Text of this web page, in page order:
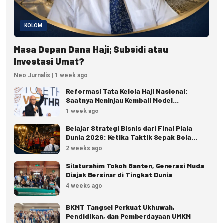
KOLOM
Masa Depan Dana Haji; Subsidi atau
Investasi Umat?
Neo Jurnalis | 1 week ago
Reformasi Tata Kelola Haji Nasional:
Saatnya Meninjau Kembali Model
Pengelolaan Haji Reguler
1 week ago
Belajar Strategi Bisnis dari Final Piala
Dunia 2026: Ketika Taktik Sepak Bola
Menjadi Inspirasi Kesuksesan Bisnis
2 weeks ago
Silaturahim Tokoh Banten, Generasi Muda
Diajak Bersinar di Tingkat Dunia
4 weeks ago
BKMT Tangsel Perkuat Ukhuwah,
Pendidikan, dan Pemberdayaan UMKM